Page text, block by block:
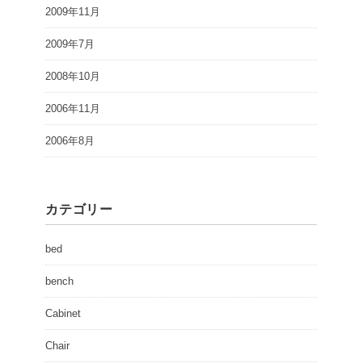
2009年11月
2009年7月
2008年10月
2006年11月
2006年8月
カテゴリー
bed
bench
Cabinet
Chair